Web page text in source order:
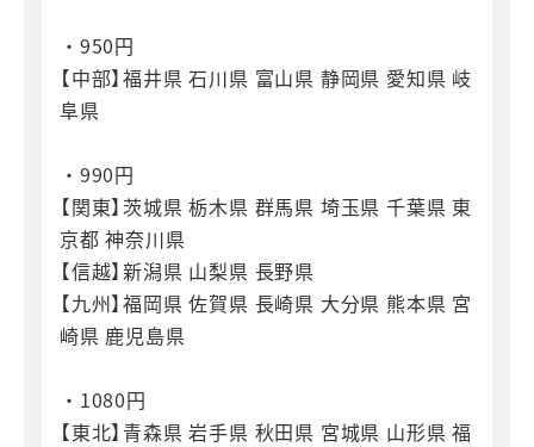
・950円
【中部】福井県 石川県 富山県 静岡県 愛知県 岐
阜県
・990円
【関東】茨城県 栃木県 群馬県 埼玉県 千葉県 東
京都 神奈川県
【信越】新潟県 山梨県 長野県
【九州】福岡県 佐賀県 長崎県 大分県 熊本県 宮
崎県 鹿児島県
・1080円
【東北】青森県 岩手県 秋田県 宮城県 山形県 福